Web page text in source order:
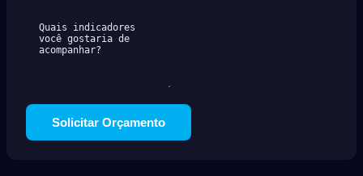
Solicitar Orçamento